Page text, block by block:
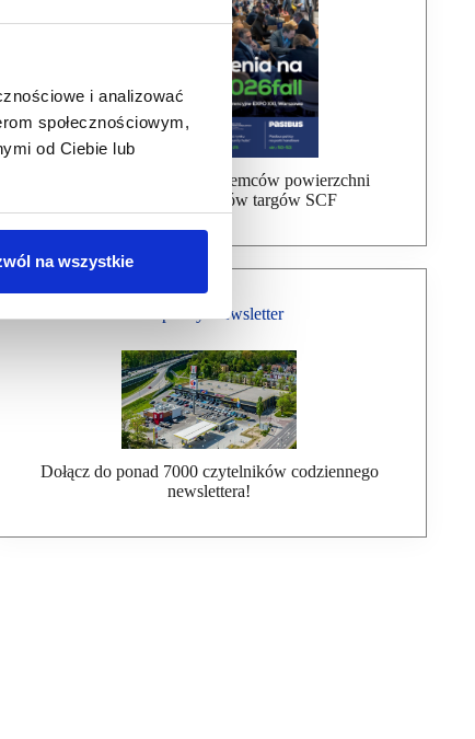
i analizować
społecznościowym,
od Ciebie lub
na wszystkie
Bezpłatna wysyłka dla najemców powierzchni
handlowej, uczestników targów SCF
Bezpłatny Newsletter
Dołącz do ponad 7000 czytelników codziennego
newslettera!